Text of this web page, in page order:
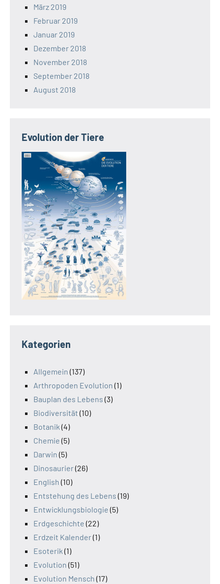
März 2019
Februar 2019
Januar 2019
Dezember 2018
November 2018
September 2018
August 2018
Evolution der Tiere
Kategorien
Allgemein (137)
Arthropoden Evolution (1)
Bauplan des Lebens (3)
Biodiversität (10)
Botanik (4)
Chemie (5)
Darwin (5)
Dinosaurier(26)
English (10)
Entstehung des Lebens (19)
Entwicklungsbiologie (5)
Erdgeschichte (22)
Erdzeit Kalender(1)
Esoterik (1)
Evolution (51)
Evolution Mensch (17)